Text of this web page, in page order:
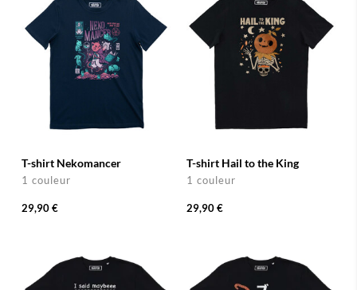
T-shirt Nekomancer
1 couleur
29,90 €
T-shirt Hail to the King
1 couleur
29,90 €